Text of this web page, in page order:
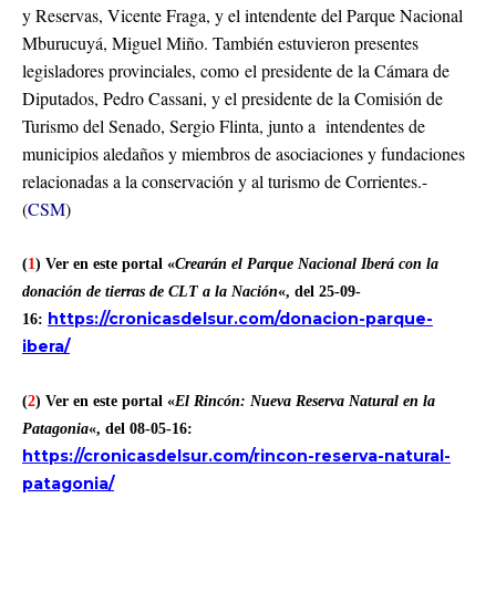
y Reservas, Vicente Fraga, y el intendente del Parque Nacional
Mburucuyá, Miguel Miño. También estuvieron presentes
legisladores provinciales, como el presidente de la Cámara de
Diputados, Pedro Cassani, y el presidente de la Comisión de
Turismo del Senado, Sergio Flinta, junto a intendentes de
municipios aledaños y miembros de asociaciones y fundaciones
relacionadas a la conservación y al turismo de Corrientes.-
(CSM)
(1) Ver en este portal «Crearán el Parque Nacional Iberá con la
donación de tierras de CLT a la Nación«, del 25-09-
16: https://cronicasdelsur.com/donacion-parque-
ibera/
(2) Ver en este portal «El Rincón: Nueva Reserva Natural en la
Patagonia«, del 08-05-16:
https://cronicasdelsur.com/rincon-reserva-natural-
patagonia/